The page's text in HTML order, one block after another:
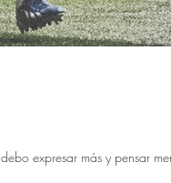
expresar más y pensar